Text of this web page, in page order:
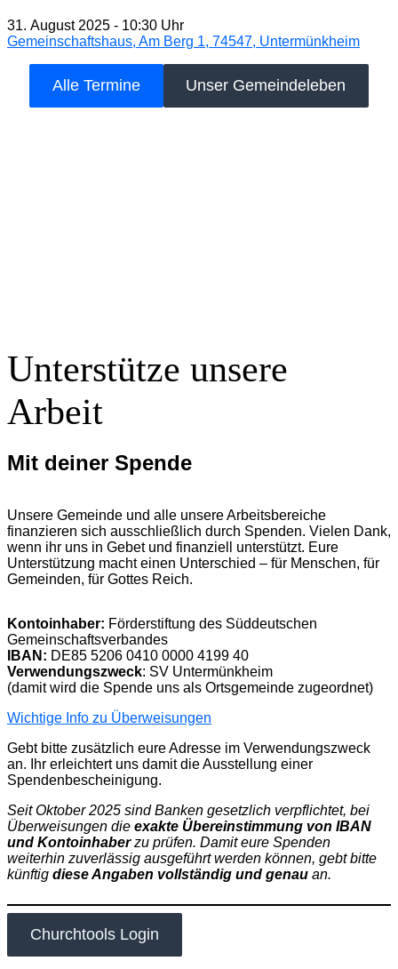
31. August 2025 - 10:30 Uhr
Gemeinschaftshaus, Am Berg 1, 74547, Untermünkheim
Alle Termine Unser Gemeindeleben
Unterstütze unsere
Arbeit
Mit deiner Spende
Unsere Gemeinde und alle unsere Arbeitsbereiche
finanzieren sich ausschließlich durch Spenden. Vielen Dank,
wenn ihr uns in Gebet und finanziell unterstützt. Eure
Unterstützung macht einen Unterschied – für Menschen, für
Gemeinden, für Gottes Reich.
Kontoinhaber: Förderstiftung des Süddeutschen
Gemeinschaftsverbandes
IBAN: DE85 5206 0410 0000 4199 40
Verwendungszweck: SV Untermünkheim
(damit wird die Spende uns als Ortsgemeinde zugeordnet)
Wichtige Info zu Überweisungen
Gebt bitte zusätzlich eure Adresse im Verwendungszweck
an. Ihr erleichtert uns damit die Ausstellung einer
Spendenbescheinigung.
Seit Oktober 2025 sind Banken gesetzlich verpflichtet, bei
Überweisungen die exakte Übereinstimmung von IBAN
und Kontoinhaberzu prüfen. Damit eure Spenden
weiterhin zuverlässig ausgeführt werden können, gebt bitte
künftig diese Angaben vollständig und genau an.
Churchtools Login